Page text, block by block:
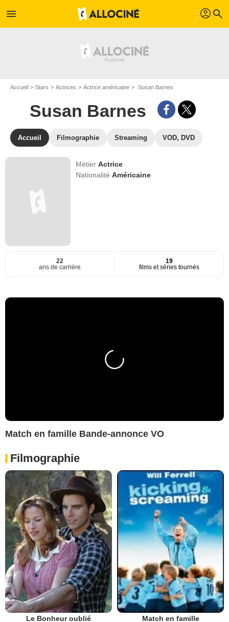
menu profil search
Accueil Stars Actrices Actrice américaine Susan Barnes
Susan Barnes
Accueil Filmographie Streaming VOD, DVD
MétierActrice
NationalitéAméricaine
22
ans de carrière
19
films et séries tournés
Match en famille Bande-annonce VO
Filmographie
Le Bonheur oublié Match en famille